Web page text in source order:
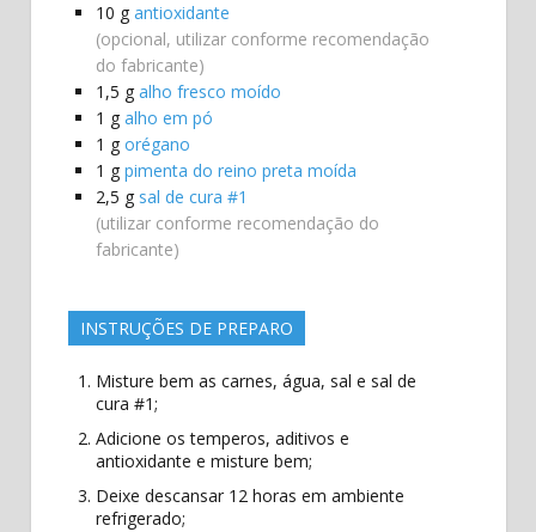
10 g antioxidante
(opcional, utilizar conforme recomendação
do fabricante)
1,5 g alho fresco moído
1 g alho em pó
1 g orégano
1 g pimenta do reino preta moída
2,5 g sal de cura #1
(utilizar conforme recomendação do
fabricante)
INSTRUÇÕES DE PREPARO
Misture bem as carnes, água, sal e sal de
cura #1;
Adicione os temperos, aditivos e
antioxidante e misture bem;
Deixe descansar 12 horas em ambiente
refrigerado;